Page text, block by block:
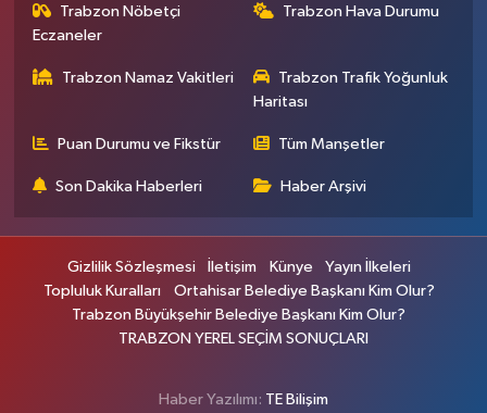
Trabzon Nöbetçi
Eczaneler
Trabzon Hava Durumu
Trabzon Namaz Vakitleri
Trabzon Trafik Yoğunluk
Haritası
Puan Durumu ve Fikstür Tüm Manşetler
Son Dakika Haberleri Haber Arşivi
Gizlilik Sözleşmesi İletişim Künye
Yayın İlkeleri
Topluluk Kuralları
Ortahisar Belediye Başkanı Kim Olur?
Trabzon Büyükşehir Belediye Başkanı Kim Olur?
TRABZON YEREL SEÇİM SONUÇLARI
Haber Yazılımı: TE Bilişim